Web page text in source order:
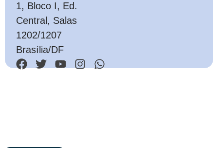
1, Bloco I, Ed.
Central, Salas
1202/1207
Brasília/DF